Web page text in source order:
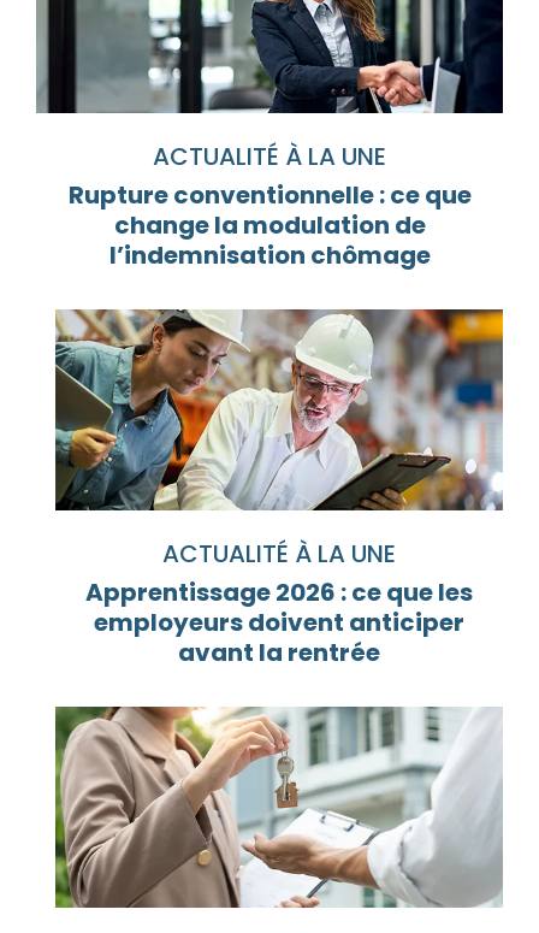
ACTUALITÉ À LA UNE
Rupture conventionnelle : ce que
change la modulation de
l’indemnisation chômage
ACTUALITÉ À LA UNE
Apprentissage 2026 : ce que les
employeurs doivent anticiper
avant la rentrée